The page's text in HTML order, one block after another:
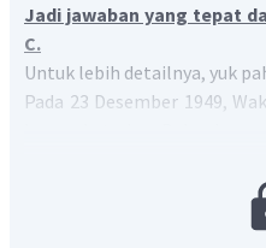
Jadi jawaban yang tepat
C.
Untuk lebih detailnya, yuk
Pada 23 Desember 1949,
kedaulatan dari
penandatanganan ini